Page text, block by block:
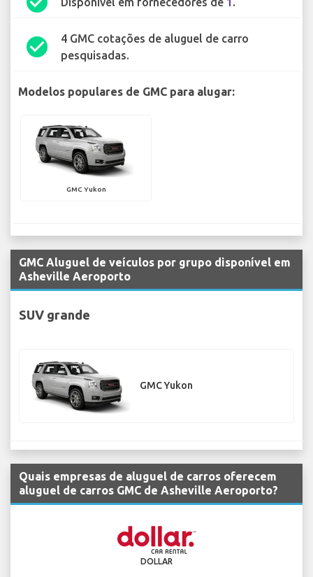
check_circle
4 GMC cotações de aluguel de carro
pesquisadas.
Modelos populares de GMC para alugar:
GMC Yukon
GMC Aluguel de veículos por grupo disponível em
Asheville Aeroporto
SUV grande
GMC Yukon
Quais empresas de aluguel de carros oferecem
aluguel de carros GMC de Asheville Aeroporto?
DOLLAR